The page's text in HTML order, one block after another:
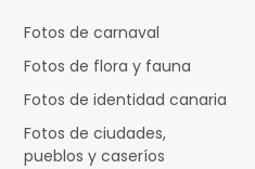
Fotos de carnaval
Fotos de flora y fauna
Fotos de identidad canaria
Fotos de ciudades,
pueblos y caseríos